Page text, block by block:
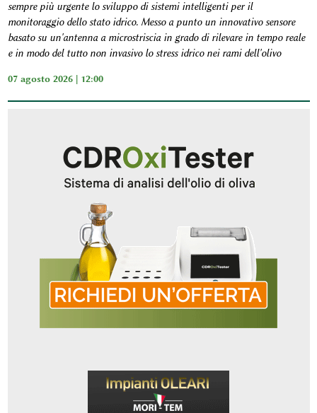
sempre più urgente lo sviluppo di sistemi intelligenti per il
monitoraggio dello stato idrico. Messo a punto un innovativo sensore
basato su un'antenna a microstriscia in grado di rilevare in tempo reale
e in modo del tutto non invasivo lo stress idrico nei rami dell'olivo
07 agosto 2026 | 12:00